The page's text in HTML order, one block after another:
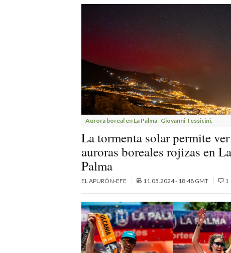
Aurora boreal en La Palma- Giovanni Tessicini.
La tormenta solar permite ver
auroras boreales rojizas en La
Palma
EL APURÓN-EFE 11.05.2024 - 18:48 GMT 1